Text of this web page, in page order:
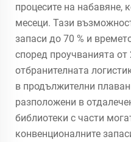
процесите на набавяне,
месеци. Тази
запаси до 70 % и
според проучванията от
отбранителната
в продължителни
разположени в
библиотеки с части
конвенционалните